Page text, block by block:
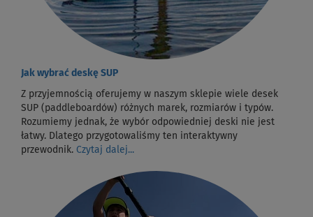
Jak wybrać deskę SUP
Z przyjemnością oferujemy w naszym sklepie wiele desek
SUP (paddleboardów) różnych marek, rozmiarów i typów.
Rozumiemy jednak, że wybór odpowiedniej deski nie jest
łatwy. Dlatego przygotowaliśmy ten interaktywny
przewodnik. Czytaj dalej...